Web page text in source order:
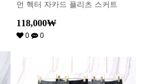
먼 헥터 자카드 플리츠 스커트
118,000₩
0 0